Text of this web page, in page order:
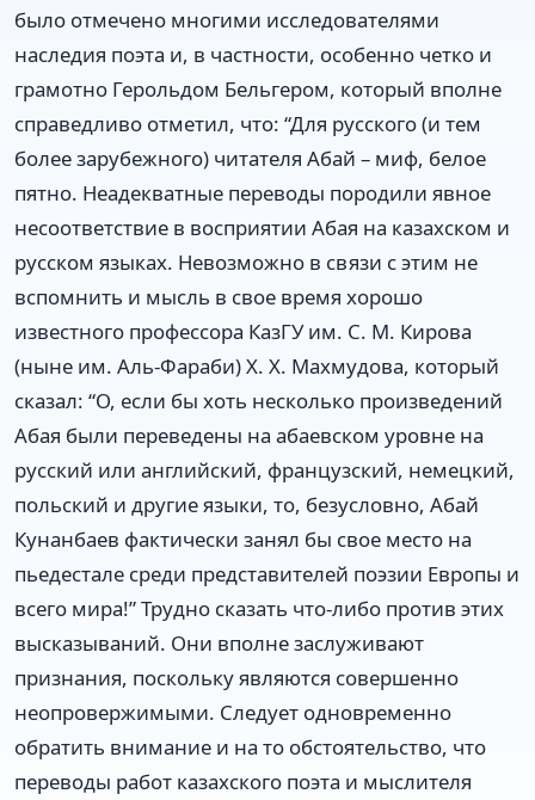
было отмечено многими исследователями
наследия поэта и, в частности, особенно четко и
грамотно Герольдом Бельгером, который вполне
справедливо отметил, что: “Для русского (и тем
более зарубежного) читателя Абай – миф, белое
пятно. Неадекватные переводы породили явное
несоответствие в восприятии Абая на казахском и
русском языках. Невозможно в связи с этим не
вспомнить и мысль в свое время хорошо
известного профессора КазГУ им. С. М. Кирова
(ныне им. Аль-Фараби) Х. Х. Махмудова, который
сказал: “О, если бы хоть несколько произведений
Абая были переведены на абаевском уровне на
русский или английский, французский, немецкий,
польский и другие языки, то, безусловно, Абай
Кунанбаев фактически занял бы свое место на
пьедестале среди представителей поэзии Европы и
всего мира!” Трудно сказать что-либо против этих
высказываний. Они вполне заслуживают
признания, поскольку являются совершенно
неопровержимыми. Следует одновременно
обратить внимание и на то обстоятельство, что
переводы работ казахского поэта и мыслителя